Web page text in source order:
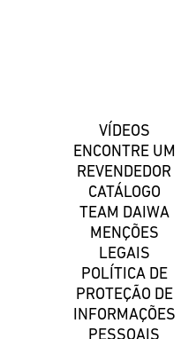
VÍDEOS
ENCONTRE UM
REVENDEDOR
CATÁLOGO
TEAM DAIWA
MENÇÕES
LEGAIS
POLÍTICA DE
PROTEÇÃO DE
INFORMAÇÕES
PESSOAIS